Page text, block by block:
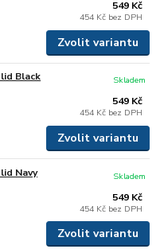
549 Kč
454 Kč bez DPH
Zvolit variantu
Black
549 Kč
454 Kč bez DPH
Skladem
Zvolit variantu
Navy
549 Kč
454 Kč bez DPH
Skladem
Zvolit variantu